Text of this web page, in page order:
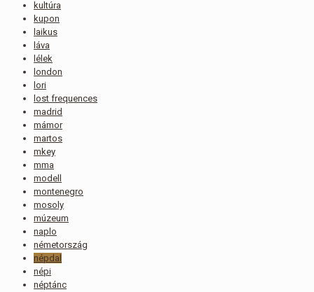
kultúra
kupon
laikus
láva
lélek
london
lori
lost frequences
madrid
mámor
martos
mkey
mma
modell
montenegro
mosoly
múzeum
naplo
németország
népdal
népi
néptánc